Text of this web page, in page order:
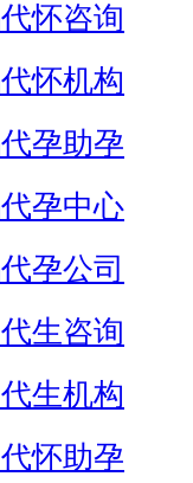
怀咨询
怀机构
孕助孕
孕中心
孕公司
生咨询
生机构
怀助孕